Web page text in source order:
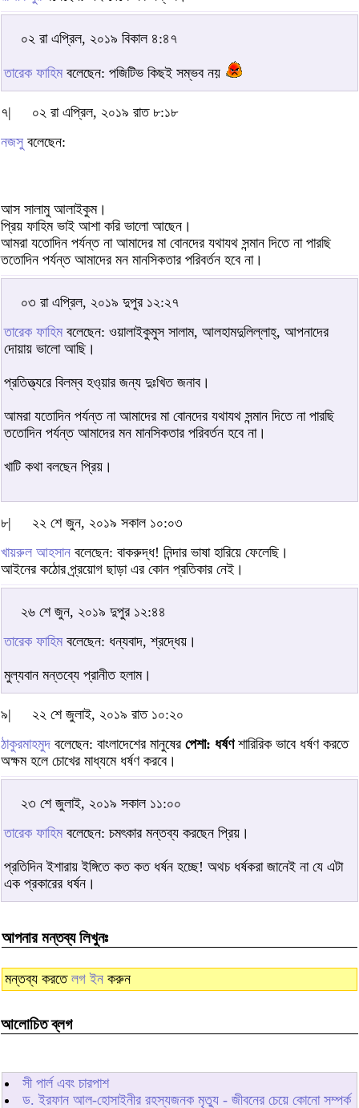
০২ রা এপ্রিল, ২০১৯ বিকাল ৪:৪৭
তারেক ফাহিমবলেছেন: পজিটিভ কিছই সম্ভব নয়
৭|
০২ রা এপ্রিল, ২০১৯ রাত ৮:১৮
নজসু বলেছেন:
আস সালামু আলাইকুম।
প্রিয় ফাহিম ভাই আশা করি ভালো আছেন।
আমরা যতোদিন পর্যন্ত না আমাদের মা বোনদের যথাযথ সন্মান দিতে না পারছি
ততোদিন পর্যন্ত আমাদের মন মানসিকতার পরিবর্তন হবে না।
০৩ রা এপ্রিল, ২০১৯ দুপুর ১২:২৭
তারেক ফাহিমবলেছেন: ওয়ালাইকুমুস সালাম, আলহামদুলিল্লাহ্, আপনাদের
দোয়ায় ভালো আছি।
প্রতিত্ত্যরে বিলম্ব হও্য়ার জন্য দুঃখিত জনাব।
আমরা যতোদিন পর্যন্ত না আমাদের মা বোনদের যথাযথ সন্মান দিতে না পারছি
ততোদিন পর্যন্ত আমাদের মন মানসিকতার পরিবর্তন হবে না।
খাটি কথা বলছেন প্রিয়।
৮|
২২ শে জুন, ২০১৯ সকাল ১০:০৩
খায়রুল আহসান বলেছেন: বাকরুদ্ধ! নিন্দার ভাষা হারিয়ে ফেলেছি।
আইনের কঠোর প্র্রয়োগ ছাড়া এর কোন প্রতিকার নেই।
২৬ শে জুন, ২০১৯ দুপুর ১২:৪৪
তারেক ফাহিমবলেছেন: ধন্যবাদ, শ্রদ্ধেয়।
মুল্যবান মন্তব্যে প্রানীত হলাম।
৯|
২২ শে জুলাই, ২০১৯ রাত ১০:২০
ঠাকুরমাহমুদ বলেছেন: বাংলাদেশের মানুষের পেশা: ধর্ষণশারিরিক ভাবে ধর্ষণ করতে
অক্ষম হলে চোখের মাধ্যমে ধর্ষণ করবে।
২৩ শে জুলাই, ২০১৯ সকাল ১১:০০
তারেক ফাহিমবলেছেন: চমৎকার মন্তব্য করছেন প্রিয়।
প্রতিদিন ইশারায় ইঙ্গিতে কত কত ধর্ষন হচ্ছে! অথচ ধর্ষকরা জানেই না যে এটা
এক প্রকারের ধর্ষন।
আপনার মন্তব্য লিখুনঃ
মন্তব্য করতে লগ ইন করুন
আলোচিত ব্লগ
সী পার্ল এবং চারপাশ
ড. ইরফান আল-হোসাইনীর রহস্যজনক মৃত্যু - জীবনের চেয়ে কোনো সম্পর্ক